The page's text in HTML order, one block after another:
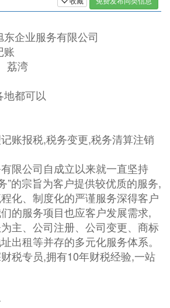
企业服务有限公司
账
荔湾
地都可以
账报税,税务变更,税务清算注销
限公司自成立以来就一直坚持
”的宗旨为客户提供较优质的服务,
化、制度化的严谨服务深得客户
的服务项目也应客户发展需求,
主、公司注册、公司变更、商标
出租等并存的多元化服务体系。
税专员,拥有10年财税经验,一站